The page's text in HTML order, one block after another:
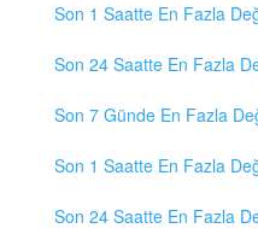
Son 1 Saatte En Fazla
Son 24 Saatte En Fazla
Son 7 Günde En Fazla
Son 1 Saatte En Fazla
Son 24 Saatte En Fazla